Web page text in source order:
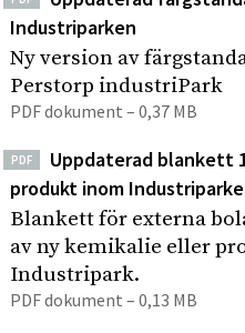
Industriparken
Ny version av
Perstorp industriPark
PDF dokument – 0,37 MB
PDF
Uppdaterad blankett
produkt inom
Blankett för externa
av ny kemikalie eller
Industripark.
PDF dokument – 0,13 MB